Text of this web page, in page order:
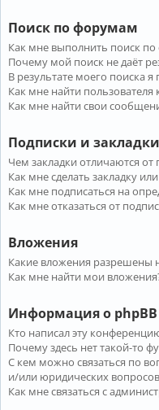
Поиск по форумам
Как мне выполнить поиск
Почему мой поиск не даёт
В результате моего поиска
Как мне найти
Как мне найти свои
Подписки и закладки
Чем закладки отличаются от
Как мне сделать закладку
Как мне подписаться на
Как мне отказаться от
Вложения
Какие вложения разрешены
Как мне найти мои
Информация о phpBB
Кто написал эту
Почему здесь нет такой-то
С кем можно связаться по
и/или юридических
Как мне связаться с